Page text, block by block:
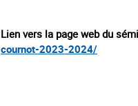
Lien vers la page web du
cournot-2023-2024/